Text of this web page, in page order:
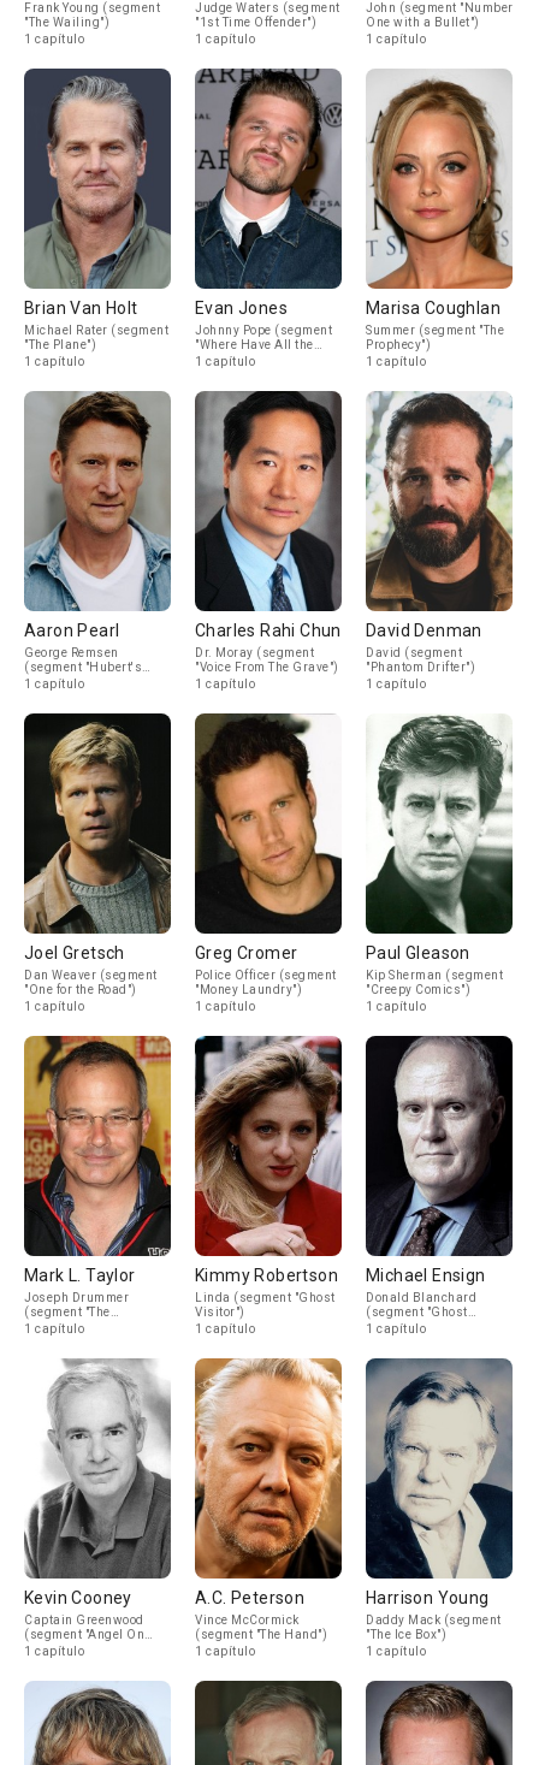
Frank Young (segment
"The Wailing")
1 capítulo
Judge Waters (segment
"1st Time Offender")
1 capítulo
John (segment "Number
One with a Bullet")
1 capítulo
Brian Van Holt
Michael Rater (segment
"The Plane")
1 capítulo
Evan Jones
Johnny Pope (segment
"Where Have All the
Heroes Gone")
1 capítulo
Marisa Coughlan
Summer (segment "The
Prophecy")
1 capítulo
Aaron Pearl
George Remsen
(segment "Hubert's
Curse")
1 capítulo
Charles Rahi Chun
Dr. Moray (segment
"Voice From The Grave")
1 capítulo
David Denman
David (segment
"Phantom Drifter")
1 capítulo
Joel Gretsch
Dan Weaver (segment
"One for the Road")
1 capítulo
Greg Cromer
Police Officer (segment
"Money Laundry")
1 capítulo
Paul Gleason
Kip Sherman (segment
"Creepy Comics")
1 capítulo
Mark L. Taylor
Joseph Drummer
(segment "The
Computer")
1 capítulo
Kimmy Robertson
Linda (segment "Ghost
Visitor")
1 capítulo
Michael Ensign
Donald Blanchard
(segment "Ghost
Visitor")
1 capítulo
Kevin Cooney
Captain Greenwood
(segment "Angel On
Board")
1 capítulo
A.C. Peterson
Vince McCormick
(segment "The Hand")
1 capítulo
Harrison Young
Daddy Mack (segment
"The Ice Box")
1 capítulo